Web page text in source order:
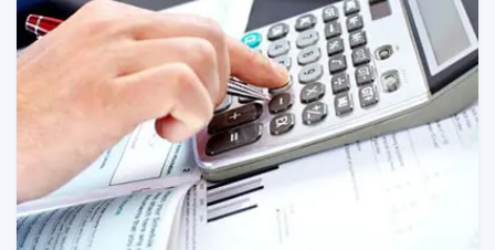
Как происходит принудительная и
добровольная ликвидация юрлиц в
Украине?
Описание процедуры закрытия ФОП
Регистрация частного предприятия –
правила, нюансы
Регистрация СПД – что нужно знать